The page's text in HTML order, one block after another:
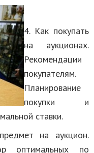
4. Как покупать
на аукционах.
Рекомендации
покупателям.
Планирование
покупки и
ставки.
на аукцион.
оптимальных по